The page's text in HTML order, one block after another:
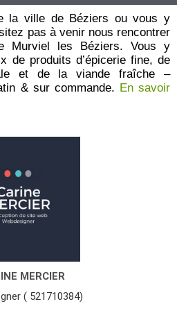
la ville de Béziers ou vous y
pas à venir nous rencontrer
Murviel les Béziers. Vous y
de produits d’épicerie fine, de
et de la viande fraîche –
& sur commande. En savoir
MERCIER
( 521710384)